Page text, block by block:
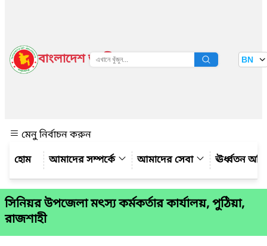
বাংলাদেশ জাতীয় তথ্য বাতায়ন BN
মেনু নির্বাচন করুন
আমাদের সম্পর্কে
আমাদের সেবা ঊর্ধ্বতন
সিনিয়র উপজেলা মৎস্য কর্মকর্তার কার্যালয়, পুঠিয়া,
রাজশাহী